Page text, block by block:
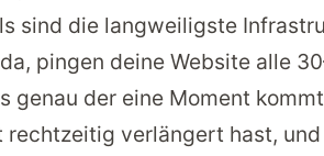
sind die langweiligste
pingen deine Website alle
genau der eine Moment
rechtzeitig verlängert hast,